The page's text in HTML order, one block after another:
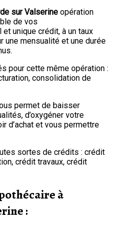
sur Valserine opération
de vos
unique crédit, à un taux
une mensualité et une durée
pour cette même opération :
consolidation de
permet de baisser
d’oxygéner votre
d’achat et vous permettre
sortes de crédits : crédit
crédit travaux, crédit
à
: